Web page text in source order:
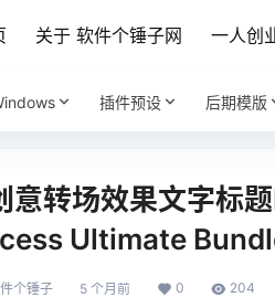
关于 软件个锤子网 一人创
插件预设 后期模版
意转场效果文字标
Ultimate
个锤子 5 个月前 0 204